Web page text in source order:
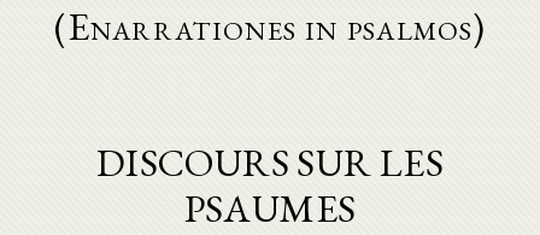
(Enarrationes in psalmos)
DISCOURS SUR LES
PSAUMES